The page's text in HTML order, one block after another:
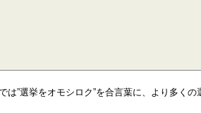
は”選挙をオモシロク”を合言葉に、より多く